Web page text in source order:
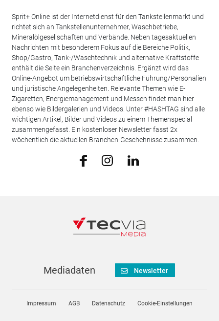
Sprit+ Online ist der Internetdienst für den Tankstellenmarkt und
richtet sich an Tankstellenunternehmer, Waschbetriebe,
Mineralölgesellschaften und Verbände. Neben tagesaktuellen
Nachrichten mit besonderem Fokus auf die Bereiche Politik,
Shop/Gastro, Tank-/Waschtechnik und alternative Kraftstoffe
enthält die Seite ein Branchenverzeichnis. Ergänzt wird das
Online-Angebot um betriebswirtschaftliche Führung/Personalien
und juristische Angelegenheiten. Relevante Themen wie E-
Zigaretten, Energiemanagement und Messen findet man hier
ebenso wie Bildergalerien und Videos. Unter #HASHTAG sind alle
wichtigen Artikel, Bilder und Videos zu einem Themenspecial
zusammengefasst. Ein kostenloser Newsletter fasst 2x
wöchentlich die aktuellen Branchen-Geschehnisse zusammen.
Mediadaten Newsletter
Impressum AGB Datenschutz Cookie-Einstellungen